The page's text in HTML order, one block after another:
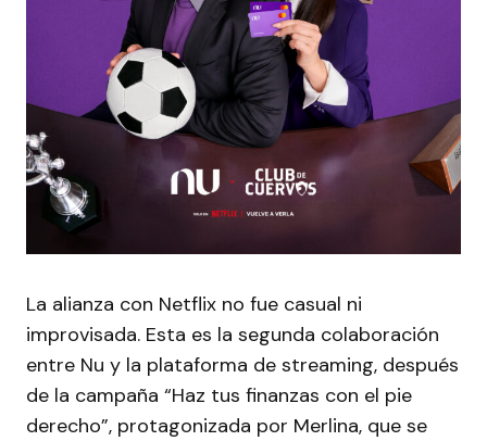
La alianza con Netflix no fue casual ni
improvisada. Esta es la segunda colaboración
entre Nu y la plataforma de streaming, después
de la campaña “Haz tus finanzas con el pie
derecho”, protagonizada por Merlina, que se